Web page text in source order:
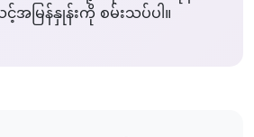
မြန်နှုန်းကို စမ်းသပ်ပါ။